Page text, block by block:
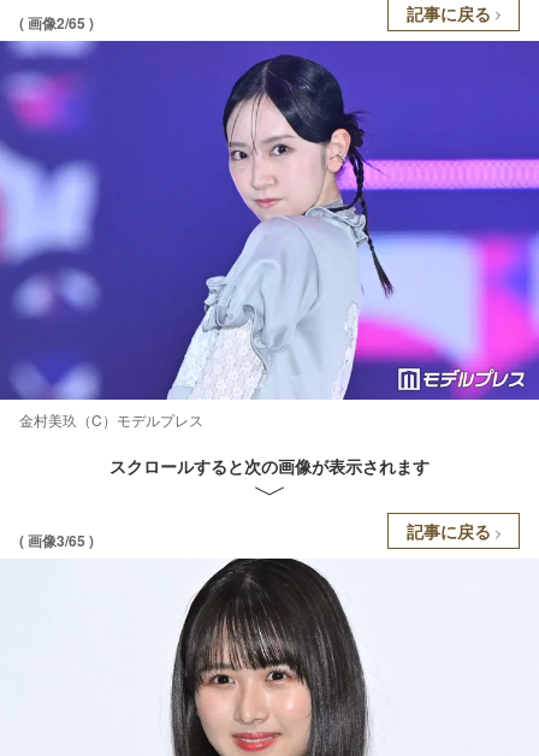
( 画像2/65 ) 記事に戻る
金村美玖（C）モデルプレス
スクロールすると次の画像が表示されます
( 画像3/65 ) 記事に戻る